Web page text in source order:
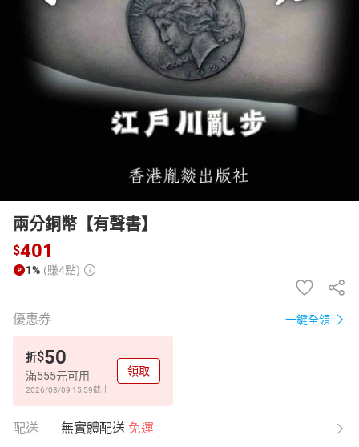
女裝 男裝 化妝保養 情趣用品
日本購物 電子/紙本書
HOT
兩分銅幣【有聲書】
$401
1% (賺4點)
優惠券 一鍵全領
折$50
滿555元可用
2026/08/09 15:59截止
領取
配送 無實體配送 免運